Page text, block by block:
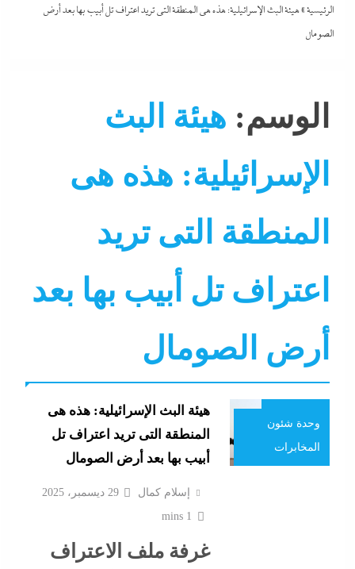
الرئيسية»هيئة البث الإسرائيلية: هذه هى المنطقة التى تريد اعتراف تل أبيب بها بعد أرض
الصومال
الوسم: هيئة البث
الإسرائيلية: هذه هى
المنطقة التى تريد
اعتراف تل أبيب بها بعد
أرض الصومال
سوشيال ميديا
نشرة الأخبار
وحدة شئون
المخابرات
هيئة البث الإسرائيلية: هذه هى
المنطقة التى تريد اعتراف تل
أبيب بها بعد أرض الصومال
إسلام كمال
29 ديسمبر، 2025
1 mins
غرفة ملف الاعتراف
ما حذرنا منه يحدث: اشتباكات عنيفة لليوم الرابع بين
الجيش الإثيوبي وقوات تيجراي..ونظام آبي أحمد يرتعب
29 ديسمبر، 2025